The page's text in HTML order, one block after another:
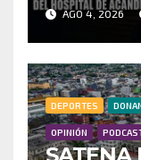
DEL
AGO 4, 2026
DEPORTES
OPINIÓN
SATENA